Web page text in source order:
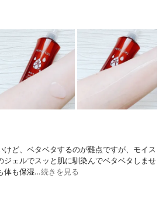
けど、ベタベタするのが難点ですが、モイス
ジェルでスッと肌に馴染んでベタベタしませ
体も保湿…続きを見る